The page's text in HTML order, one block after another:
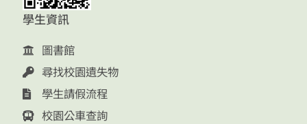
學生資訊
圖書館
尋找校園遺失物
學生請假流程
校園公車查詢